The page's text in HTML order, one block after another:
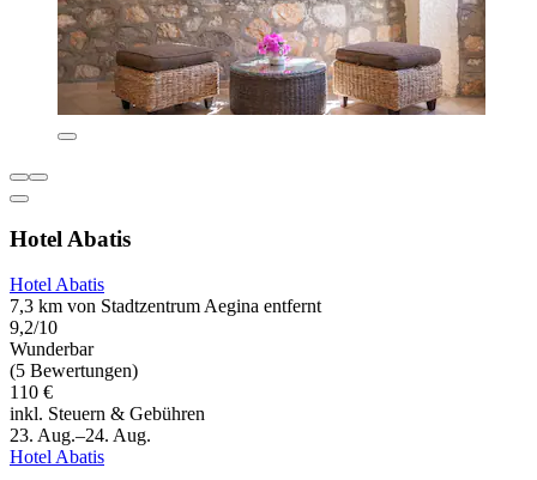
Hotel Abatis
Hotel Abatis
7,3 km von Stadtzentrum Aegina entfernt
9,2/10
Wunderbar
(5 Bewertungen)
110 €
inkl. Steuern & Gebühren
23. Aug.–24. Aug.
Hotel Abatis